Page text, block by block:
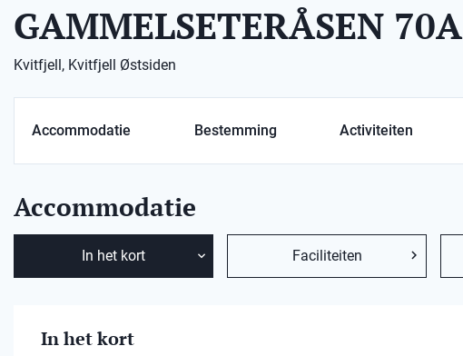
GAMMELSETERÅSEN 70A
Kvitfjell, Kvitfjell Østsiden
Accommodatie Bestemming Activiteiten
Accommodatie
In het kort Faciliteiten
In het kort